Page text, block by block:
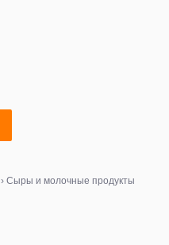
› Сыры и молочные продукты